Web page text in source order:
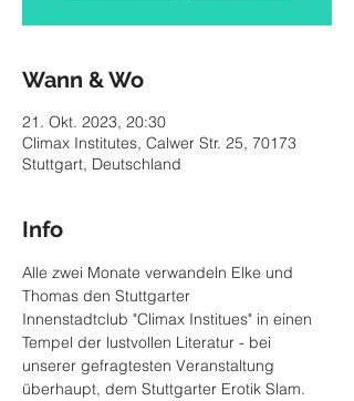
Wann & Wo
21. Okt. 2023, 20:30
Climax Institutes, Calwer Str. 25, 70173
Stuttgart, Deutschland
Info
Alle zwei Monate verwandeln Elke und
Thomas den Stuttgarter
Innenstadtclub "Climax Institues" in einen
Tempel der lustvollen Literatur - bei
unserer gefragtesten Veranstaltung
überhaupt, dem Stuttgarter Erotik Slam.